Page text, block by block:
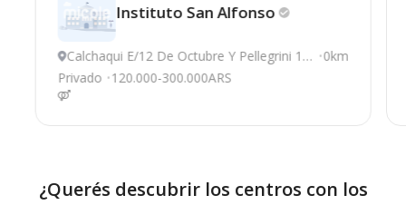
Instituto SanAlfonso
Calchaqui E/12 De Octubre Y Pellegrini 13
71, Quilmes
0km
Privado
120.000-300.000ARS
¿Querés descubrir los centros con los